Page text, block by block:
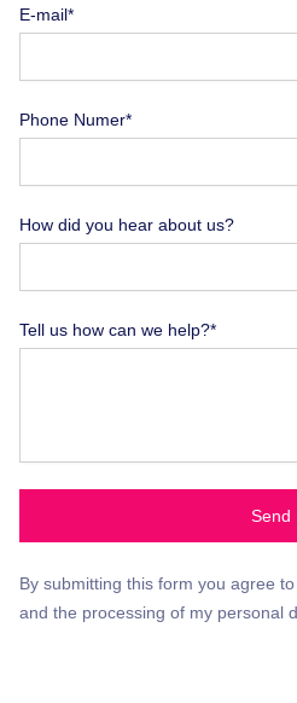
E-mail*
Phone Numer*
How did you hear about us?
Tell us how can we help?*
Send
By submitting this form you agree
and the processing of my personal